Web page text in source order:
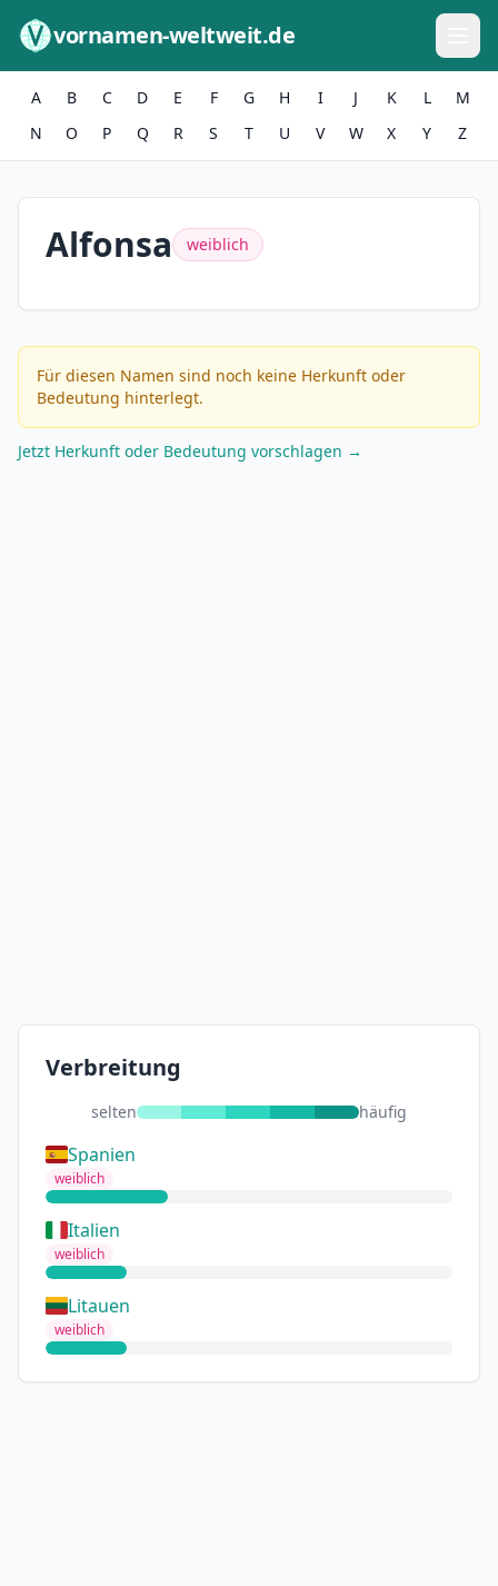
vornamen-weltweit.de
A B C D E F G H I J K L
M
N
O P Q R S T U V W X Y Z
Alfonsa weiblich
Für diesen Namen sind noch keine Herkunft oder
Bedeutung hinterlegt.
Jetzt Herkunft oder Bedeutung vorschlagen →
Verbreitung
selten häufig
Spanien
weiblich
Italien
weiblich
Litauen
weiblich